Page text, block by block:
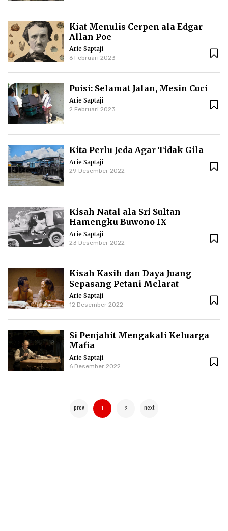
Kiat Menulis Cerpen ala Edgar
Allan Poe
Arie Saptaji
6 Februari 2023
Puisi: Selamat Jalan, Mesin Cuci
Arie Saptaji
2 Februari 2023
Kita Perlu Jeda Agar Tidak Gila
Arie Saptaji
29 Desember 2022
Kisah Natal ala Sri Sultan
Hamengku Buwono IX
Arie Saptaji
23 Desember 2022
Kisah Kasih dan Daya Juang
Sepasang Petani Melarat
Arie Saptaji
12 Desember 2022
Si Penjahit Mengakali Keluarga
Mafia
Arie Saptaji
6 Desember 2022
prev 1 2 next